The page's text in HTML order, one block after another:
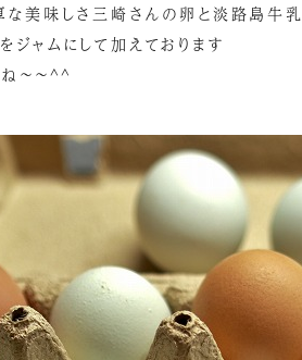
な美味しさ三崎さんの卵と淡路島牛乳
ャムにして加えております
～～^^